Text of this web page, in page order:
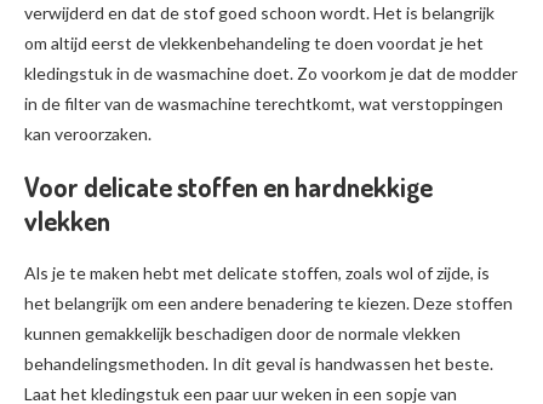
verwijderd en dat de stof goed schoon wordt. Het is belangrijk
om altijd eerst de vlekkenbehandeling te doen voordat je het
kledingstuk in de wasmachine doet. Zo voorkom je dat de modder
in de filter van de wasmachine terechtkomt, wat verstoppingen
kan veroorzaken.
Voor delicate stoffen en hardnekkige
vlekken
Als je te maken hebt met delicate stoffen, zoals wol of zijde, is
het belangrijk om een andere benadering te kiezen. Deze stoffen
kunnen gemakkelijk beschadigen door de normale vlekken
behandelingsmethoden. In dit geval is handwassen het beste.
Laat het kledingstuk een paar uur weken in een sopje van